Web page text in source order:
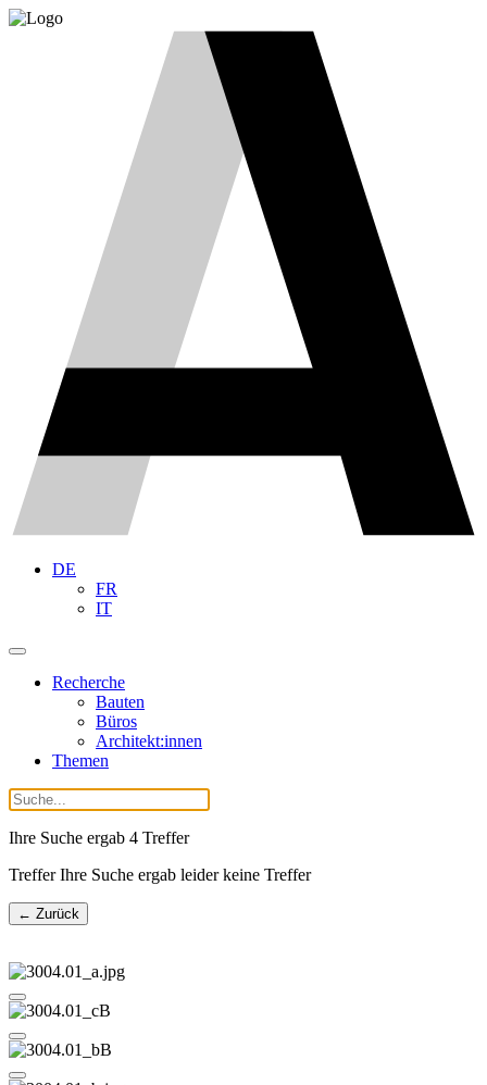
DE
FR
IT
Recherche
Bauten
Büros
Architekt:innen
Themen
Ihre Suche ergab 4 Treffer
Treffer Ihre Suche ergab leider keine Treffer
← Zurück